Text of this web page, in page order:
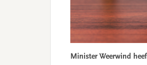
Minister Weerwind